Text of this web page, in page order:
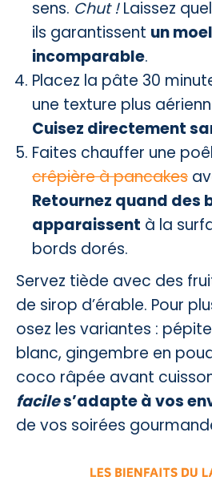
sens. Chut !Laissez
ils garantissent un
incomparable.
Placez la pâte 30
une texture plus
Cuisez directement
Faites chauffer une
crêpière à pancakes
Retournez quand des
apparaissent à la
bords dorés.
Servez tiède avec des
de sirop d’érable. Pour
osez les variantes :
blanc, gingembre en
coco râpée avant
faciles’adapte à vos
de vos soirées